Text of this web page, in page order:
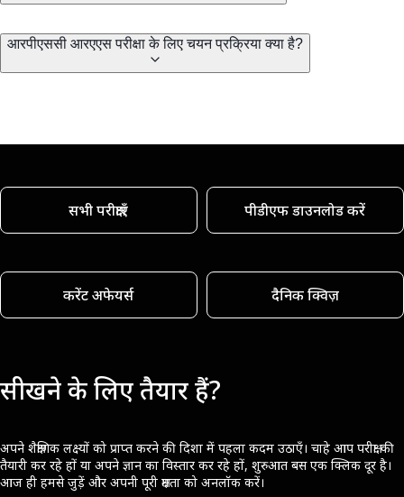
आरपीएससी आरएएस परीक्षा के लिए चयन प्रक्रिया क्या है?
सभी परीक्षाएँ पीडीएफ डाउनलोड करें
करेंट अफेयर्स दैनिक क्विज़
सीखने के लिए तैयार हैं?
अपने शैक्षणिक लक्ष्यों को प्राप्त करने की दिशा में पहला कदम उठाएँ। चाहे आप परीक्षा की
तैयारी कर रहे हों या अपने ज्ञान का विस्तार कर रहे हों, शुरुआत बस एक क्लिक दूर है।
आज ही हमसे जुड़ें और अपनी पूरी क्षमता को अनलॉक करें।